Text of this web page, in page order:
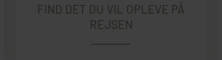
FIND DET DU VIL OPLEVE PÅ
REJSEN